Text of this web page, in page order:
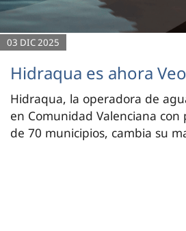
03 DIC 2025
Hidraqua es ahora
Hidraqua, la operadora de
en Comunidad Valenciana con
de 70 municipios, cambia su